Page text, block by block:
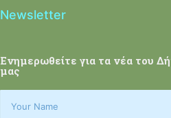
Newsletter
Ενημερωθείτε για τα νέα του
μας